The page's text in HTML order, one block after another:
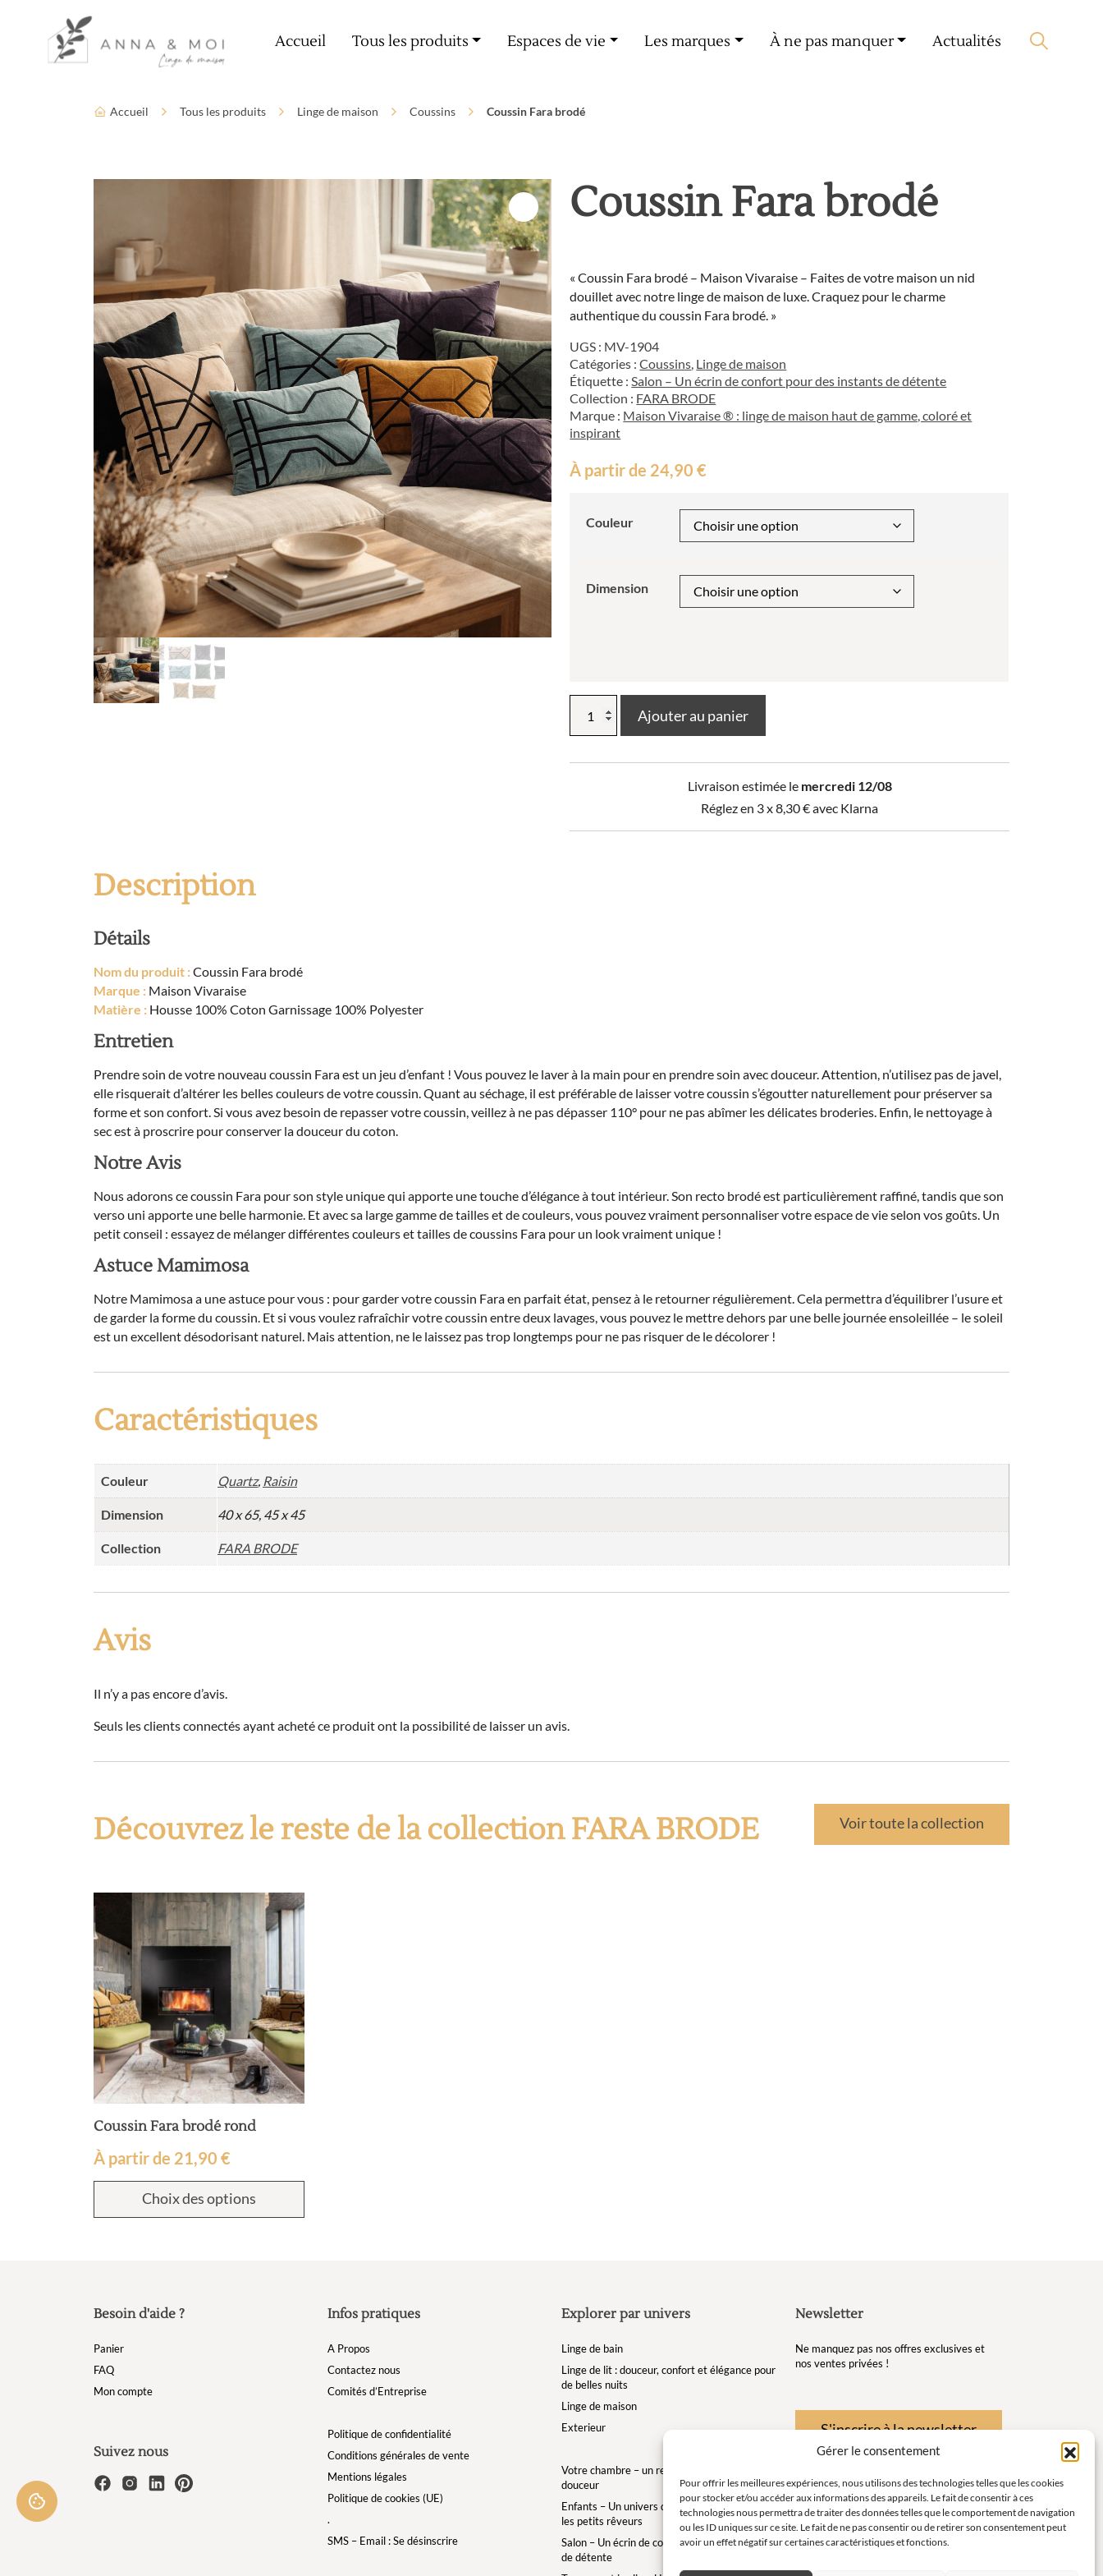
Gérer le consentement
Pour offrir les meilleures expériences, nous utilisons des technologies telles que les cookies
pour stocker et/ou accéder aux informations des appareils. Le fait de consentir à ces
technologies nous permettra de traiter des données telles que le comportement de navigation
ou les ID uniques sur ce site. Le fait de ne pas consentir ou de retirer son consentement peut
avoir un effet négatif sur certaines caractéristiques et fonctions.
Paramètres d’accessibilité
Accueil Tous les produits Espaces de vie Les marques À ne pas manquer Actualités
Accueil Tous les produits Linge de maison Coussins Coussin Fara brodé
Coussin Fara brodé
« Coussin Fara brodé – Maison Vivaraise – Faites de votre maison un nid
douillet avec notre linge de maison de luxe. Craquez pour le charme
authentique du coussin Fara brodé. »
UGS : MV-1904
Catégories :Coussins, Linge de maison
Étiquette :Salon – Un écrin de confort pour des instants de détente
Collection : FARA BRODE
Marque : Maison Vivaraise ® : linge de maison haut de gamme, coloré et
inspirant
À partir de 24,90€
Couleur
Dimension
Coussin
Ajouter au panier
Livraison estimée le mercredi 12/08
Réglez en 3 x8,30€avec Klarna
Description
Détails
Nom du produit :Coussin Fara brodé
Marque : Maison Vivaraise
Matière : Housse 100% Coton Garnissage 100% Polyester
Entretien
Prendre soin de votre nouveau coussin Fara est un jeu d’enfant ! Vous pouvez le laver à la main pour en prendre soin avec douceur. Attention, n’utilisez pas de javel,
elle risquerait d’altérer les belles couleurs de votre coussin. Quant au séchage, il est préférable de laisser votre coussin s’égoutter naturellement pour préserver sa
forme et son confort. Si vous avez besoin de repasser votre coussin, veillez à ne pas dépasser 110° pour ne pas abîmer les délicates broderies. Enfin, le nettoyage à
sec est à proscrire pour conserver la douceur du coton.
Notre Avis
Nous adorons ce coussin Fara pour son style unique qui apporte une touche d’élégance à tout intérieur. Son recto brodé est particulièrement raffiné, tandis que son
verso uni apporte une belle harmonie. Et avec sa large gamme de tailles et de couleurs, vous pouvez vraiment personnaliser votre espace de vie selon vos goûts. Un
petit conseil : essayez de mélanger différentes couleurs et tailles de coussins Fara pour un look vraiment unique !
Astuce Mamimosa
Notre Mamimosa a une astuce pour vous : pour garder votre coussin Fara en parfait état, pensez à le retourner régulièrement. Cela permettra d’équilibrer l’usure et
de garder la forme du coussin. Et si vous voulez rafraîchir votre coussin entre deux lavages, vous pouvez le mettre dehors par une belle journée ensoleillée – le soleil
est un excellent désodorisant naturel. Mais attention, ne le laissez pas trop longtemps pour ne pas risquer de le décolorer !
Caractéristiques
Couleur Quartz, Raisin
Dimension 40 x 65, 45 x 45
Collection FARA BRODE
Avis
Il n’y a pas encore d’avis.
Seuls les clients connectés ayant acheté ce produit ont la possibilité de laisser un avis.
Découvrez le reste de la collection FARA BRODE Voir toute la collection
Coussin Fara brodé rond
À partir de 21,90 €
Choix des options
Besoin d'aide ?
Panier
FAQ
Mon compte
Suivez nous
Infos pratiques
A Propos
Contactez nous
Comités d’Entreprise
Politique de confidentialité
Conditions générales de vente
Mentions légales
Politique de cookies (UE)
.
SMS – Email : Se désinscrire
Explorer par univers
Linge de bain
Linge de lit : douceur, confort et élégance pour
de belles nuits
Linge de maison
Exterieur
Votre chambre – un refuge de bien-être et de
douceur
Enfants – Un univers doux et enchanté pour
les petits rêveurs
Salon – Un écrin de confort pour des instants
de détente
Newsletter
Ne manquez pas nos offres exclusives et
nos ventes privées !
S'inscrire à la newsletter